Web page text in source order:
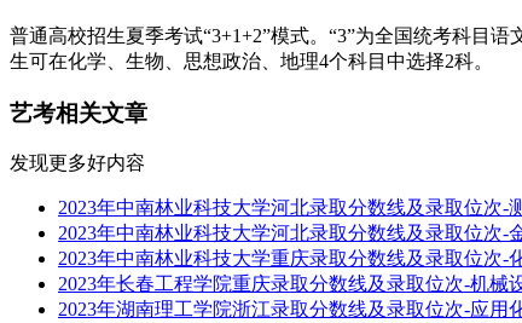
普通高校招生夏季考试“3+1+2”模式。“3”为全国统考科目
生可在化学、生物、思想政治、地理4个科目中选择2科。
艺考相关文章
发现更多好内容
2023年中南林业科技大学河北录取分数线及录取位次-
2023年中南林业科技大学河北录取分数线及录取位次-
2023年中南林业科技大学重庆录取分数线及录取位次-
2023年长春工程学院重庆录取分数线及录取位次-机械
2023年湖南理工学院浙江录取分数线及录取位次-应用